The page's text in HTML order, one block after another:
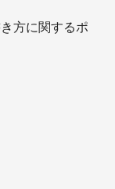
方に関するポ